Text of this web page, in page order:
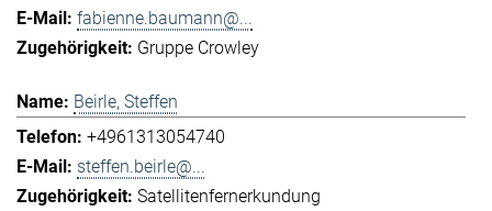
fabienne.baumann@...
Gruppe Crowley
Beirle, Steffen
+4961313054740
steffen.beirle@...
Satellitenfernerkundung